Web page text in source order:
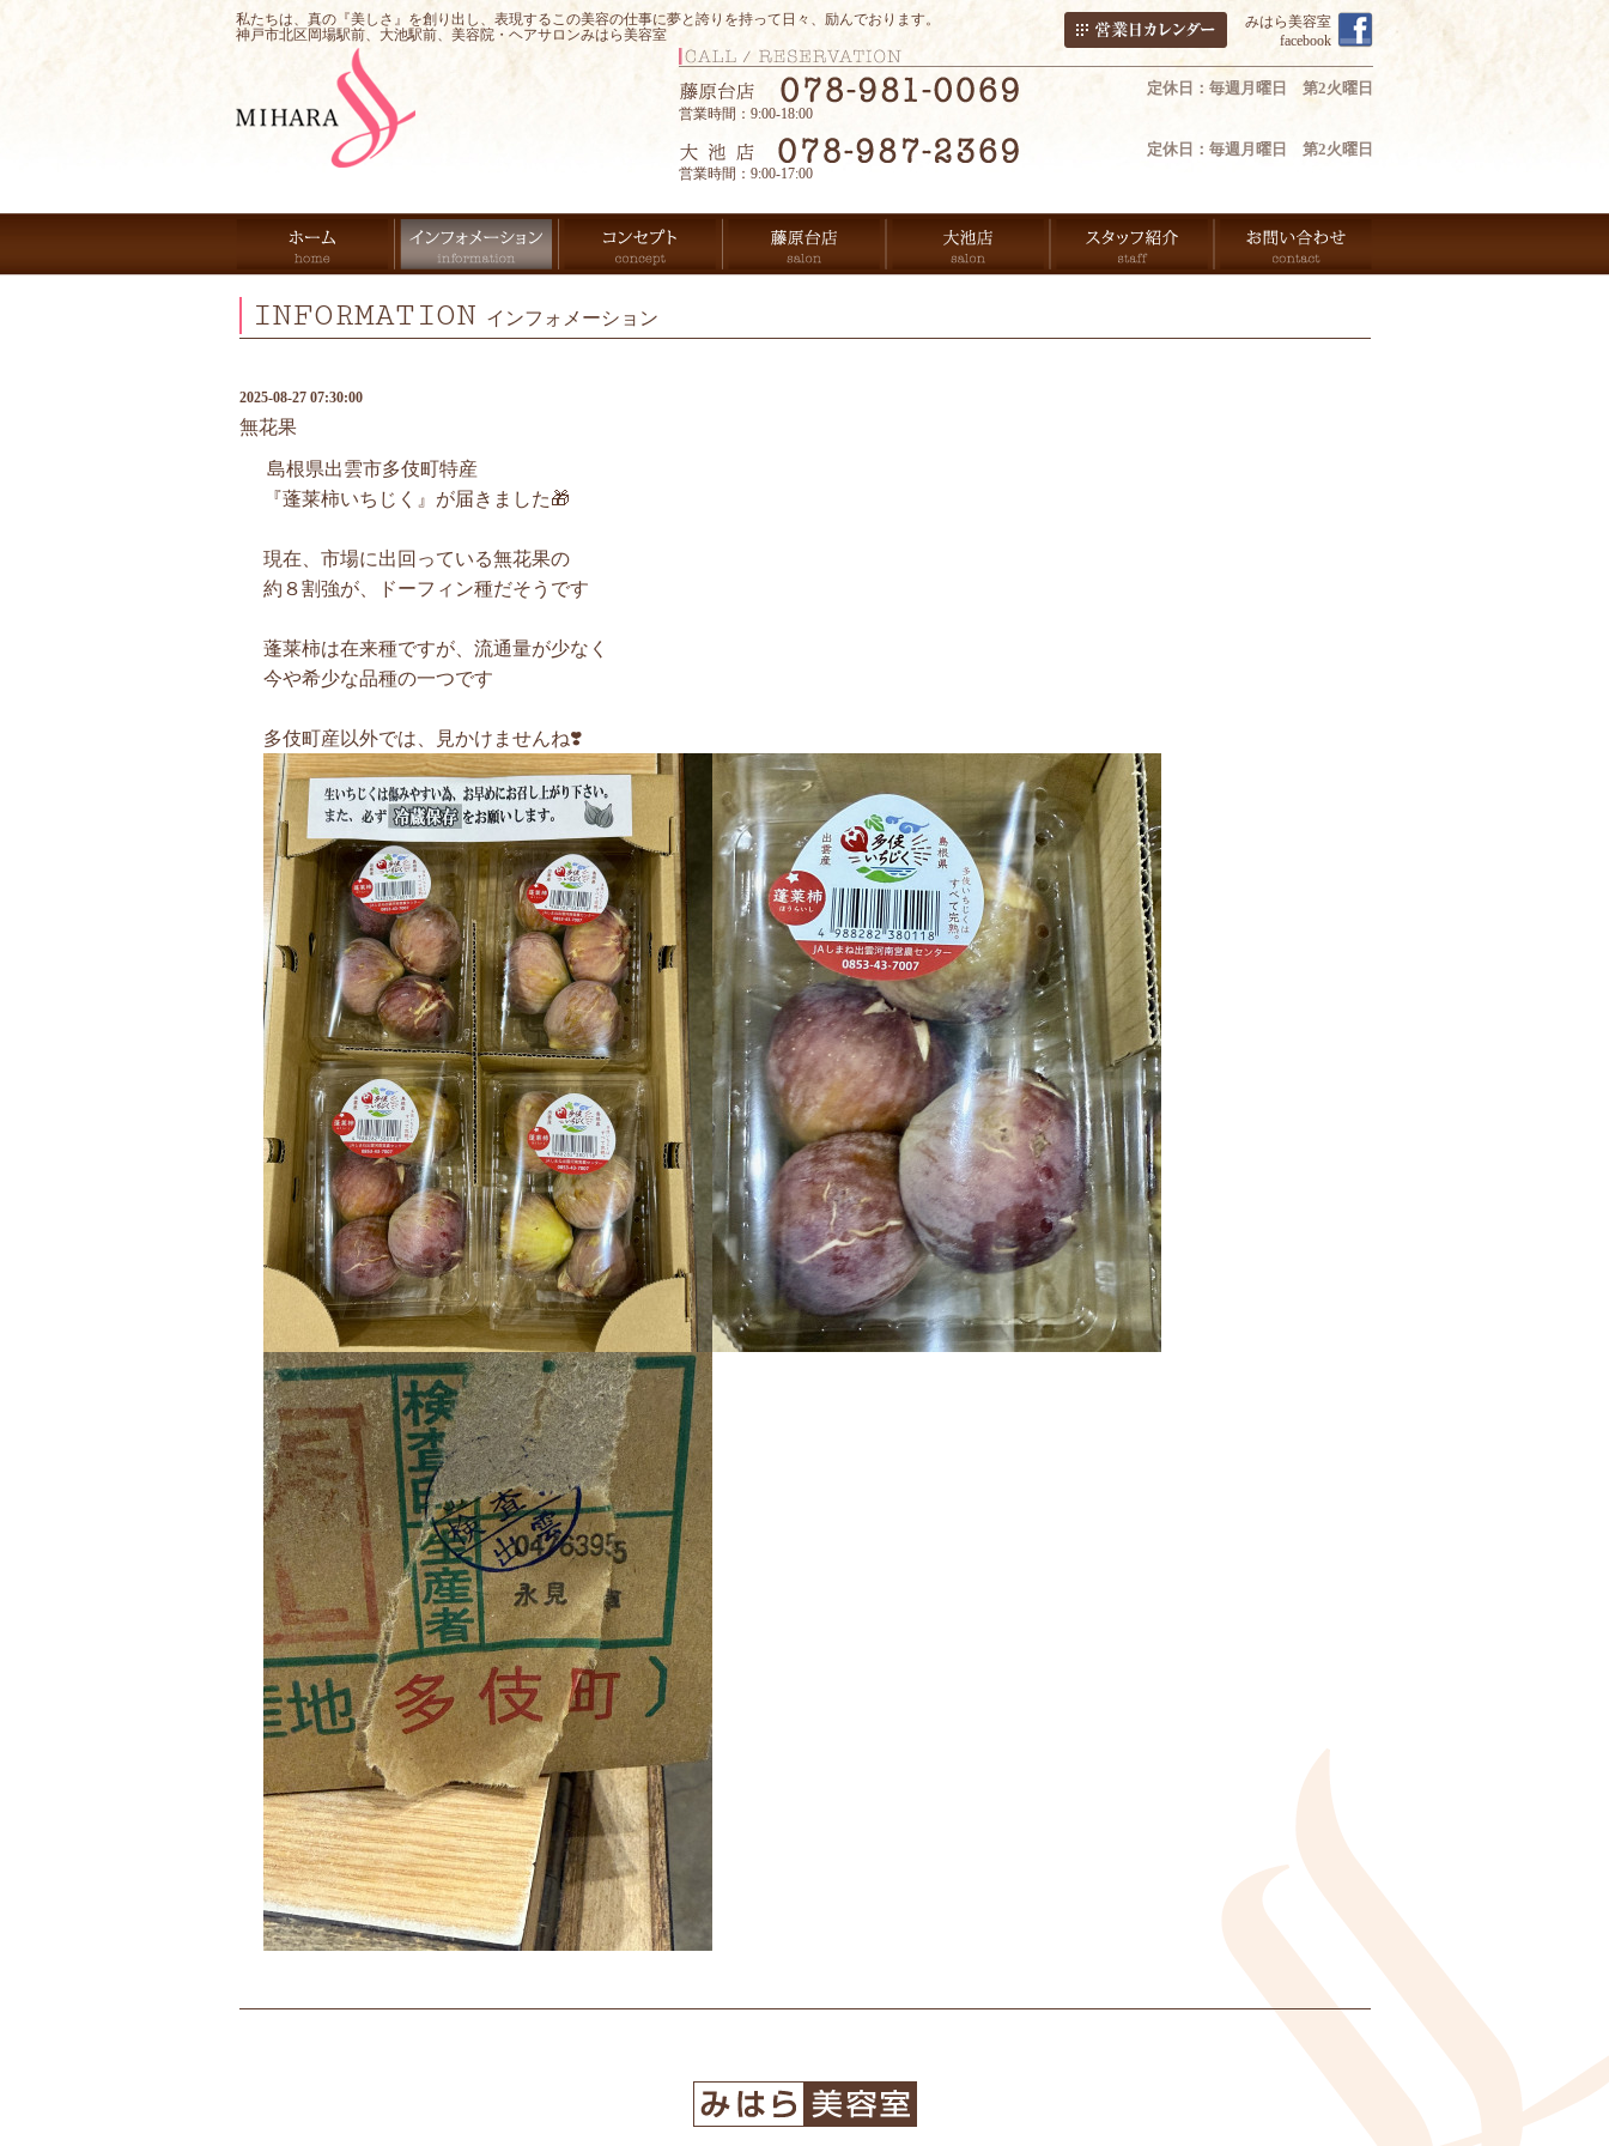
私たちは、真の『美しさ』を創り出し、表現するこの美容の仕事に夢と誇りを持って日々、励んでおります。
神戸市北区岡場駅前、大池駅前、美容院・ヘアサロンみはら美容室
みはら美容室
facebook
定休日：毎週月曜日 第2火曜日
営業時間：9:00-18:00
定休日：毎週月曜日 第2火曜日
営業時間：9:00-17:00
INFORMATION インフォメーション
2025-08-27 07:30:00
無花果
島根県出雲市多伎町特産
『蓬莱柿いちじく』が届きました🎁
現在、市場に出回っている無花果の
約８割強が、ドーフィン種だそうです
蓬莱柿は在来種ですが、流通量が少なく
今や希少な品種の一つです
多伎町産以外では、見かけませんね❣️